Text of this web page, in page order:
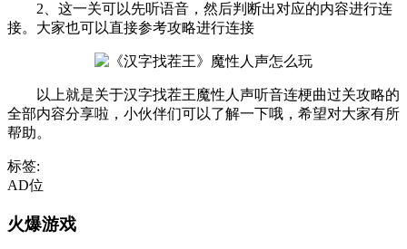
2、这一关可以先听语音，然后判断出对应的内容进行连
接。大家也可以直接参考攻略进行连接
以上就是关于汉字找茬王魔性人声听音连梗曲过关攻略的
全部内容分享啦，小伙伴们可以了解一下哦，希望对大家有所
帮助。
标签:
AD位
火爆游戏